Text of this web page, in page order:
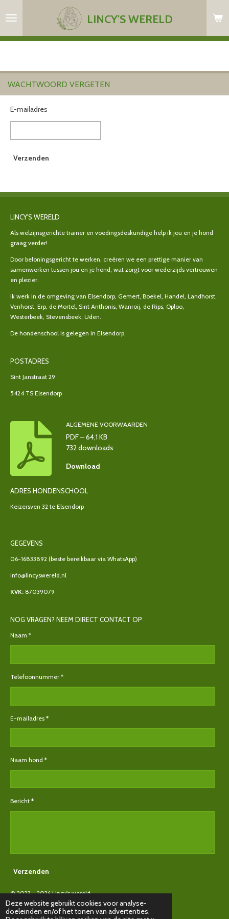
Deze website gebruikt cookies voor analyse-
doeleinden en/of het tonen van advertenties.
direct
LINCY'S WERELD
WACHTWOORD VERGETEN
E-mailadres
Verzenden
LINCY'S WERELD
Als welzijnsgerichte trainer en voedingsdeskundige help ik jou en je hond
graag verder!
Door beloningsgericht te werken, creëren we een prettige manier van
samenwerken tussen jou en je hond, wat zorgt voor wederzijds vertrouwen
en plezier.
Ik werk in de omgeving van Elsendorp, Gemert, Boekel, Handel, Landhorst,
Venhorst, Erp, de Mortel, Sint Anthonis, Wanroij, de Rips, Oploo,
Westerbeek, Stevensbeek, Uden.
De hondenschool is gelegen in Elsendorp.
POSTADRES
Sint Janstraat 29
5424 TS Elsendorp
ALGEMENE VOORWAARDEN
PDF – 64,1 KB
732 downloads
Download
ADRES HONDENSCHOOL
Keizersven 32 te Elsendorp
GEGEVENS
06-16833892 (beste bereikbaar via WhatsApp)
info@lincyswereld.nl
KVK: 87039079
NOG VRAGEN? NEEM DIRECT CONTACT OP
Naam *
Telefoonnummer *
E-mailadres *
Naam hond *
Bericht *
Verzenden
© 2023 - 2026 Lincy's wereld
Powered byJouwWeb